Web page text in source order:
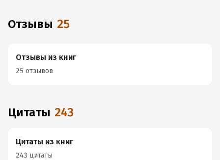
Отзывы 25
Отзывы из книг
25 отзывов
Цитаты 243
Цитаты из книг
243 цитаты